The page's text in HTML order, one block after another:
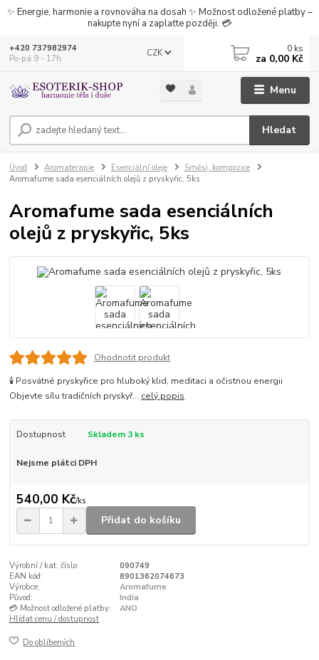
✨ Energie, harmonie a rovnováha na dosah ✨ Možnost odložené platby –
nakupte nyní a zaplaťte později. 💳
Menu
CZK
Hledat
+420 737982974
Po-pá 9 - 17h
0 ks
za 0,00 Kč
Úvod Aromaterapie Esenciální oleje
Směsi, kompozice
Aromafume sada esenciálních olejů z pryskyřic, 5ks
Aromafume sada esenciálních
olejů z pryskyřic, 5ks
Ohodnotit produkt
🕯️ Posvátné pryskyřice pro hluboký klid, meditaci a očistnou energii
Objevte sílu tradičních pryskyř... celý popis
Dostupnost Skladem 3 ks
Nejsme plátci DPH
540,00 Kč/ks
Přidat do košíku
Výrobní / kat. číslo
090749
EAN kód:
8901362074673
Výrobce:
Aromafume
Původ:
India
💳 Možnost odložené platby:
ANO
Hlídat cenu / dostupnost
Do oblíbených